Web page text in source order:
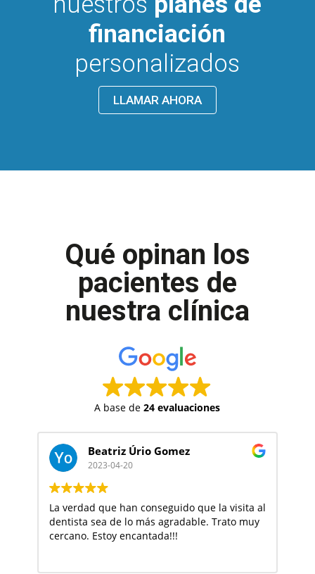
financiación
personalizados
LLAMAR AHORA
Qué opinan los
pacientes de
nuestra clínica
A base de24 evaluaciones
Beatriz Úrio Gomez
2023-04-20
La verdad que han conseguido que la visita al
dentista sea de lo más agradable. Trato muy
cercano. Estoy encantada!!!